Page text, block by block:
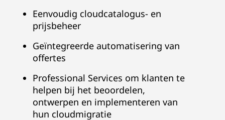
Eenvoudig cloudcatalogus- en
prijsbeheer
Geïntegreerde automatisering van
offertes
Professional Services om klanten te
helpen bij het beoordelen,
ontwerpen en implementeren van
hun cloudmigratie